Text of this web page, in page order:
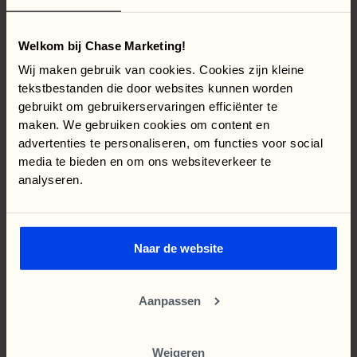
Welkom bij Chase Marketing!
Wij maken gebruik van cookies. Cookies zijn kleine
tekstbestanden die door websites kunnen worden
gebruikt om gebruikerservaringen efficiënter te
maken. We gebruiken cookies om content en
advertenties te personaliseren, om functies voor social
media te bieden en om ons websiteverkeer te
analyseren.
Naar de website
Aanpassen
Weigeren
1.349% ROAS over alle kanalen
Bekijk dezecase
Amsterdam Skin Clinic opereert in een sterk
concurrerende markt waarin online
zichtbaarheid direct samenhangt met het aantal
geboekte behandelingen. Met een geïntegreerde
online marketingstrategie, bestaande uit Meta
Ads, Google Ads en SEO, realiseerden we
structurele groei in een markt waar adverteren
contentplanning en een volledig prognose
gedreven werkwijze samen leiden tot